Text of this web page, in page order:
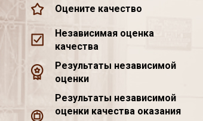
Оцените качество
Независимая оценка
качества
Результаты независимой
оценки
Результаты независимой
оценки качества оказания